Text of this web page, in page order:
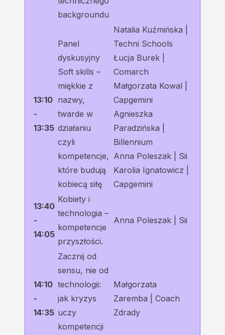
backgroundu
13:10
-
13:35
Panel
dyskusyjny
Soft skills –
miękkie z
nazwy,
twarde w
działaniu
czyli
kompetencje,
które budują
kobiecą siłę
Natalia Kuźmińska |
Techni Schools
Łucja Burek |
Comarch
Małgorzata Kowal |
Capgemini
Agnieszka
Paradzińska |
Billennium
Anna Poleszak | Sii
Karolia Ignatowicz |
Capgemini
13:40
-
14:05
Kobiety i
technologia –
kompetencje
przyszłości.
Anna Poleszak | Sii
14:10
-
14:35
Zacznij od
sensu, nie od
technologii:
jak kryzys
uczy
kompetencji
Małgorzata
Zaremba | Coach
Zdrady